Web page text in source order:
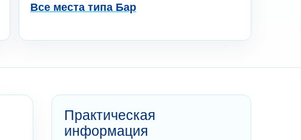
Все места типа Бар
Практическая
информация